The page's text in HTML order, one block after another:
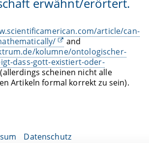
erwähnt/erörtert.
article/can-
and
kolumne/ontologischer-
dass-gott-existiert-oder-
(allerdings scheinen nicht alle
Artikeln formal korrekt zu sein).
Datenschutz